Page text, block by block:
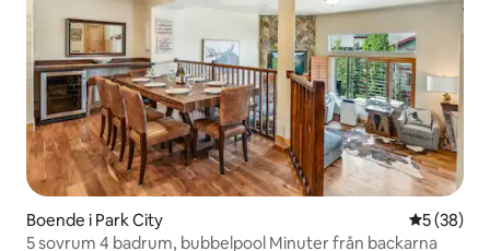
Boende i Park City 5 av 5 i
5 (38)
5 sovrum 4 badrum, bubbelpool Minuter från backarna